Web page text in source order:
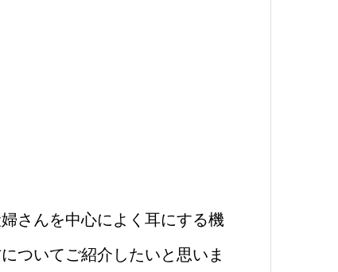
さんを中心によく耳にする機
ついてご紹介したいと思いま